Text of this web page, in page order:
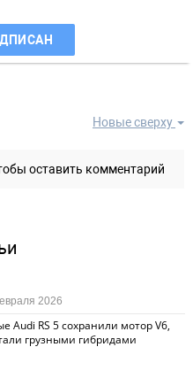
Новые сверху
оставить комментарий
Audi RS 5 сохранили мотор V6,
грузными гибридами
2026